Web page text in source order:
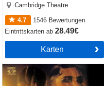
Cambridge Theatre
4.7 1546 Bewertungen
Eintrittskartenab28.49€
Karten
Cabaret